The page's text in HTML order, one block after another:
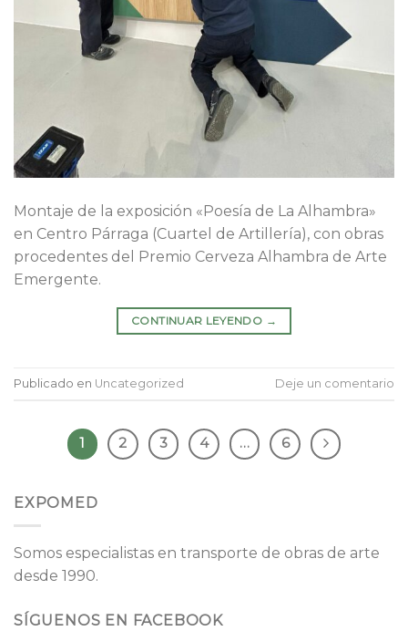
Montaje de la exposición «Poesía de La Alhambra»
en Centro Párraga (Cuartel de Artillería), con obras
procedentes del Premio Cerveza Alhambra de Arte
Emergente.
CONTINUAR LEYENDO →
Publicado en Uncategorized Deje un comentario
1 2 3 4 … 6
EXPOMED
Somos especialistas en transporte de obras de arte
desde 1990.
SÍGUENOS EN FACEBOOK